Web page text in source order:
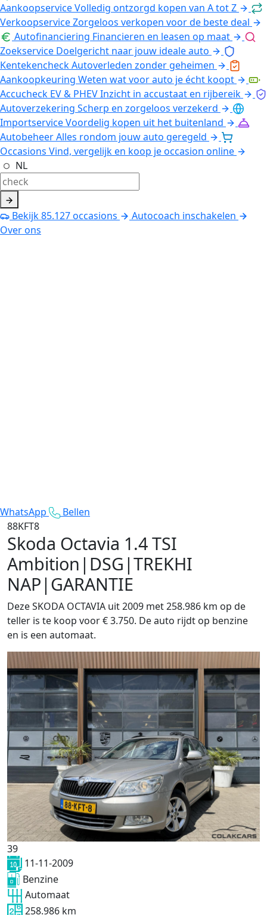
AankoopserviceVolledig ontzorgd kopen van A tot Z
VerkoopserviceZorgeloos verkopen voor de beste deal
Autofinanciering Financieren en leasen op maat
Zoekservice Doelgericht naar jouw ideale auto
KentekencheckAutoverleden zonder geheimen
Aankoopkeuring Weten wat voor auto je écht koopt
Accucheck EV & PHEVInzicht in accustaat en rijbereik
Autoverzekering Scherp en zorgeloos verzekerd
ImportserviceVoordelig kopen uit het buitenland
AutobeheerAlles rondom jouw auto geregeld
Occasions Vind, vergelijk en koop je occasion online
NL
Bekijk85.127occasions
Autocoach inschakelen
Over ons
WhatsApp
Bellen
88KFT8
Skoda Octavia 1.4 TSI
Ambition|DSG|TREKHI
NAP|GARANTIE
Deze SKODA OCTAVIA uit 2009 met 258.986 km op de
teller is te koop voor € 3.750. De auto rijdt op benzine
en is een automaat.
39
11-11-2009
Benzine
Automaat
258.986 km